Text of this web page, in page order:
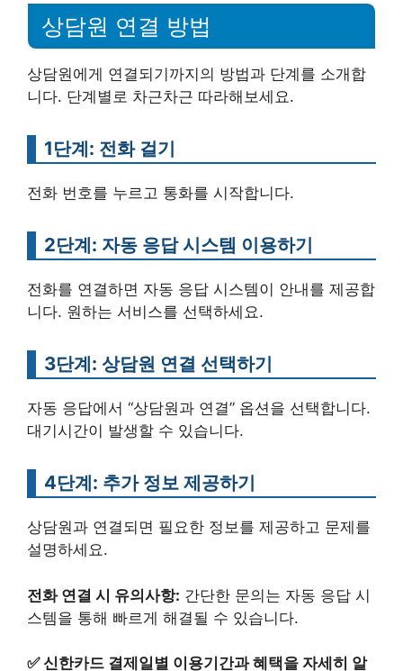
상담원 연결 방법
상담원에게 연결되기까지의 방법과 단계를 소개합
니다. 단계별로 차근차근 따라해보세요.
1단계: 전화 걸기
전화 번호를 누르고 통화를 시작합니다.
2단계: 자동 응답 시스템 이용하기
전화를 연결하면 자동 응답 시스템이 안내를 제공합
니다. 원하는 서비스를 선택하세요.
3단계: 상담원 연결 선택하기
자동 응답에서 “상담원과 연결” 옵션을 선택합니다.
대기시간이 발생할 수 있습니다.
4단계: 추가 정보 제공하기
상담원과 연결되면 필요한 정보를 제공하고 문제를
설명하세요.
전화 연결 시 유의사항: 간단한 문의는 자동 응답 시
스템을 통해 빠르게 해결될 수 있습니다.
✅신한카드 결제일별 이용기간과 혜택을 자세히 알